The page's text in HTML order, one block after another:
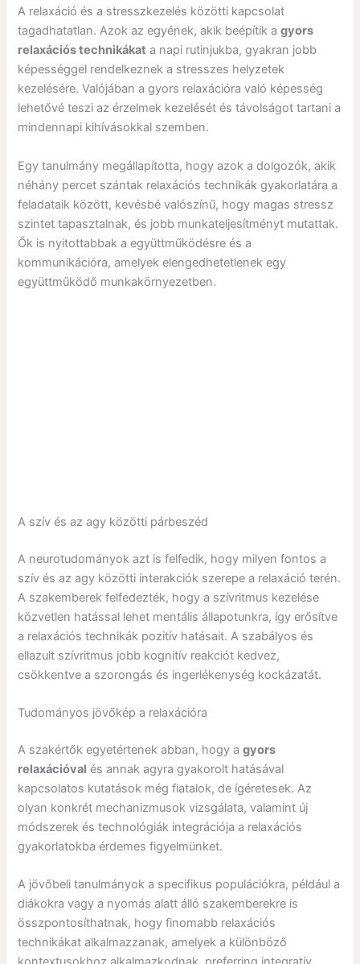
A relaxáció és a stresszkezelés közötti kapcsolat
tagadhatatlan. Azok az egyének, akik beépítik agyors
relaxációs technikákat a napi rutinjukba, gyakran jobb
képességgel rendelkeznek a stresszes helyzetek
kezelésére. Valójában a gyors relaxációra való képesség
lehetővé teszi az érzelmek kezelését és távolságot tartani a
mindennapi kihívásokkal szemben.
Egy tanulmány megállapította, hogy azok a dolgozók, akik
néhány percet szántak relaxációs technikák gyakorlatára a
feladataik között, kevésbé valószínű, hogy magas stressz
szintet tapasztalnak, és jobb munkateljesítményt mutattak.
Ők is nyitottabbak a együttműködésre és a
kommunikációra, amelyek elengedhetetlenek egy
együttműködő munkakörnyezetben.
A szív és az agy közötti párbeszéd
A neurotudományok azt is felfedik, hogy milyen fontos a
szív és az agy közötti interakciók szerepe a relaxáció terén.
A szakemberek felfedezték, hogy a szívritmus kezelése
közvetlen hatással lehet mentális állapotunkra, így erősítve
a relaxációs technikák pozitív hatásait. A szabályos és
ellazult szívritmus jobb kognitív reakciót kedvez,
csökkentve a szorongás és ingerlékenység kockázatát.
Tudományos jövőkép a relaxációra
A szakértők egyetértenek abban, hogy agyors
relaxációval és annak agyra gyakorolt hatásával
kapcsolatos kutatások még fiatalok, de ígéretesek. Az
olyan konkrét mechanizmusok vizsgálata, valamint új
módszerek és technológiák integrációja a relaxációs
gyakorlatokba érdemes figyelmünket.
A jövőbeli tanulmányok a specifikus populációkra, például a
diákokra vagy a nyomás alatt álló szakemberekre is
összpontosíthatnak, hogy finomabb relaxációs
technikákat alkalmazzanak, amelyek a különböző